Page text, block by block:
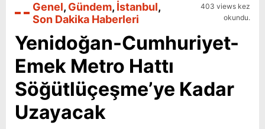
Genel, Gündem, İstanbul,
Son Dakika Haberleri
403 views kez
okundu.
Yenidoğan-Cumhuriyet-
Emek Metro Hattı
Söğütlüçeşme’ye Kadar
Uzayacak